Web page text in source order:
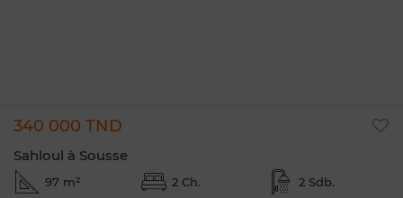
340 000 TND
Sahloul à Sousse
97 m² 2 Ch. 2 Sdb.